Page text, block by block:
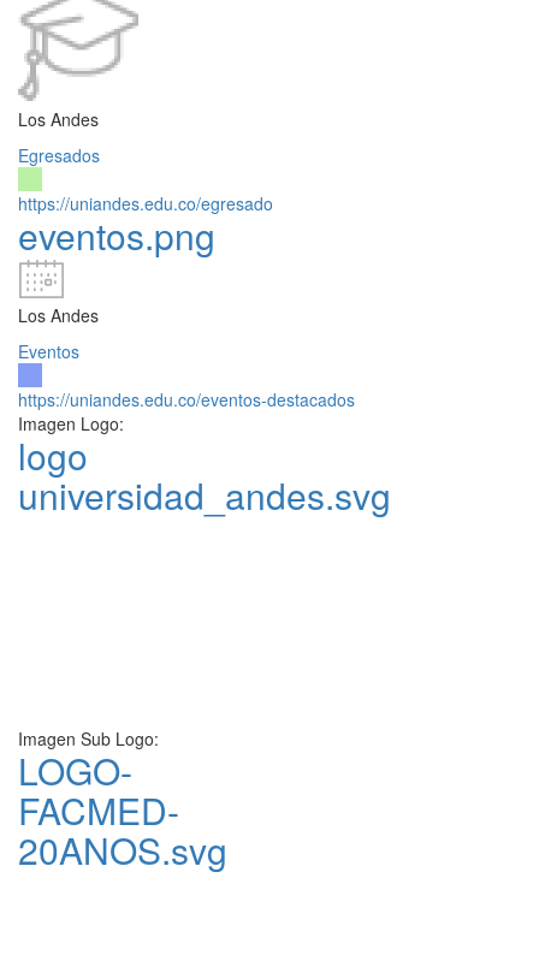
Los Andes
Egresados
https://uniandes.edu.co/egresado
eventos.png
Los Andes
Eventos
https://uniandes.edu.co/eventos-destacados
Imagen Logo:
logo
universidad_andes.svg
Imagen Sub Logo:
LOGO-
FACMED-
20ANOS.svg